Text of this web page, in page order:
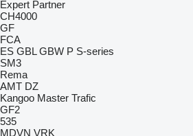
Expert Partner
CH4000
GF
FCA
ES GBL GBW P S-series
SM3
Rema
AMT DZ
Kangoo Master Trafic
GF2
535
MDVN VRK